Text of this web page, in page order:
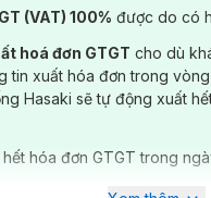
(VAT) 100% được do có
hoá đơn GTGT cho dù
xuất hóa đơn trong
Hasaki sẽ tự động xuất
hóa đơn GTGT trong